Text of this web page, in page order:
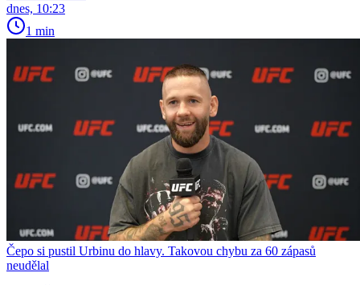
dnes, 10:23
1 min
Čepo si pustil Urbinu do hlavy. Takovou chybu za 60 zápasů
neudělal